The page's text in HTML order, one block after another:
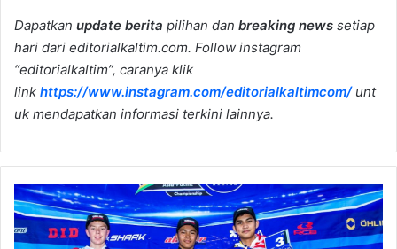
Dapatkan update berita pilihan dan breaking news setiap
hari dari editorialkaltim.com. Follow instagram
“editorialkaltim”, caranya klik
link https://www.instagram.com/editorialkaltimcom/unt
uk mendapatkan informasi terkini lainnya.
Pembalap
Muda
Asal